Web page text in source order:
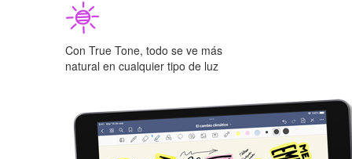
Con True Tone, todo se ve más
natural en cualquier tipo de luz